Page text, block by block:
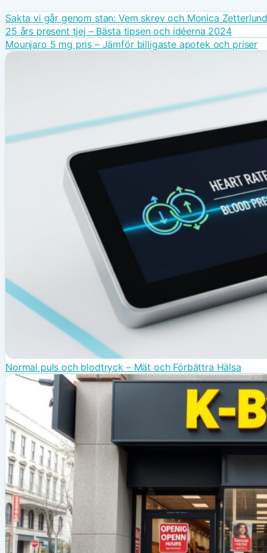
Sakta vi går genom stan: Vem skrev och Monica
25 års present tjej – Bästa tipsen och idéerna 2024
Mounjaro 5 mg pris – Jämför billigaste apotek och priser
Normal puls och blodtryck – Mät och Förbättra Hälsa